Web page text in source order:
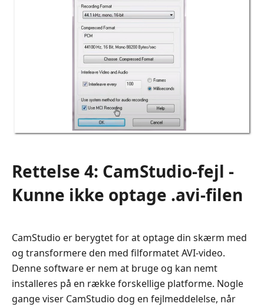
Rettelse 4: CamStudio-fejl -
Kunne ikke optage .avi-filen
CamStudio er berygtet for at optage din skærm med
og transformere den med filformatet AVI-video.
Denne software er nem at bruge og kan nemt
installeres på en række forskellige platforme. Nogle
gange viser CamStudio dog en fejlmeddelelse, når